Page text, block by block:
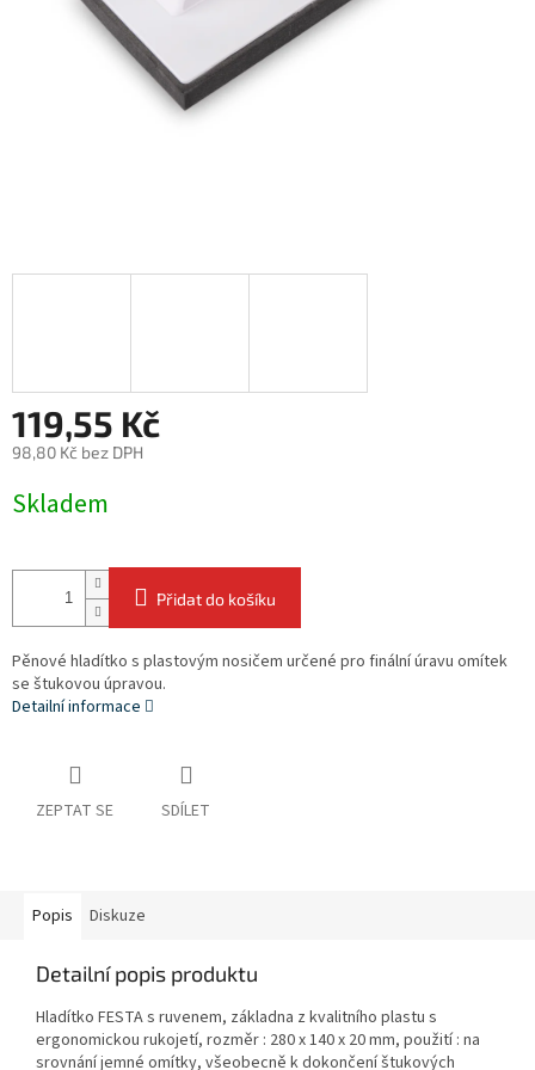
119,55 Kč
98,80 Kč bez DPH
cena:
Skladem
Přidat do košíku
Pěnové hladítko s plastovým nosičem určené pro finální úravu omítek
se štukovou úpravou.
Detailní informace
ZEPTAT SE SDÍLET
Popis Diskuze
Detailní popis produktu
Hladítko FESTA s ruvenem, základna z kvalitního plastu s
ergonomickou rukojetí, rozměr : 280 x 140 x 20 mm, použití : na
srovnání jemné omítky, všeobecně k dokončení štukových